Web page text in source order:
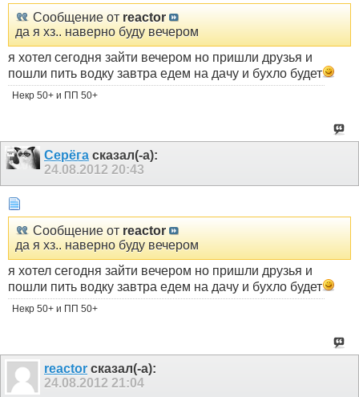
Сообщение от reactor
да я хз.. наверно буду вечером
я хотел сегодня зайти вечером но пришли друзья и
пошли пить водку завтра едем на дачу и бухло будет
Некр 50+ и ПП 50+
Серёга сказал(-а):
24.08.2012 20:43
Сообщение от reactor
да я хз.. наверно буду вечером
я хотел сегодня зайти вечером но пришли друзья и
пошли пить водку завтра едем на дачу и бухло будет
Некр 50+ и ПП 50+
reactor сказал(-а):
24.08.2012 21:04